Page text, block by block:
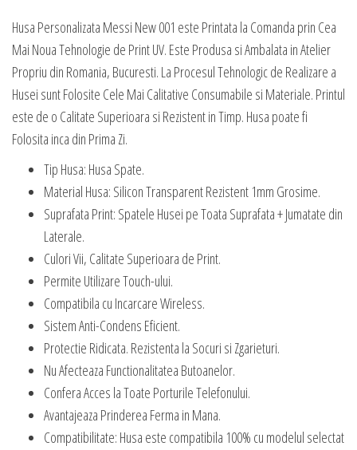
Husa Personalizata Messi New 001 este Printata la Comanda prin Cea
Mai Noua Tehnologie de Print UV. Este Produsa si Ambalata in Atelier
Propriu din Romania, Bucuresti. La Procesul Tehnologic de Realizare a
Husei sunt Folosite Cele Mai Calitative Consumabile si Materiale. Printul
este de o Calitate Superioara si Rezistent in Timp. Husa poate fi
Folosita inca din Prima Zi.
Tip Husa: Husa Spate.
Material Husa: Silicon Transparent Rezistent 1mm Grosime.
Suprafata Print: Spatele Husei pe Toata Suprafata + Jumatate din
Laterale.
Culori Vii, Calitate Superioara de Print.
Permite Utilizare Touch-ului.
Compatibila cu Incarcare Wireless.
Sistem Anti-Condens Eficient.
Protectie Ridicata. Rezistenta la Socuri si Zgarieturi.
Nu Afecteaza Functionalitatea Butoanelor.
Confera Acces la Toate Porturile Telefonului.
Avantajeaza Prinderea Ferma in Mana.
Compatibilitate: Husa este compatibila 100% cu modelul selectat